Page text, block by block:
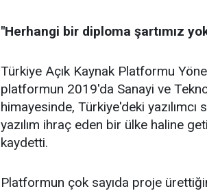
"Herhangi bir diploma şartımız
Türkiye Açık Kaynak Platformu
platformun 2019'da Sanayi ve
himayesinde, Türkiye'deki yazılımcı
yazılım ihraç eden bir ülke haline
kaydetti.
Platformun çok sayıda proje